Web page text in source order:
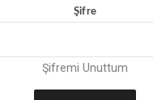
Şifre
Şifremi Unuttum